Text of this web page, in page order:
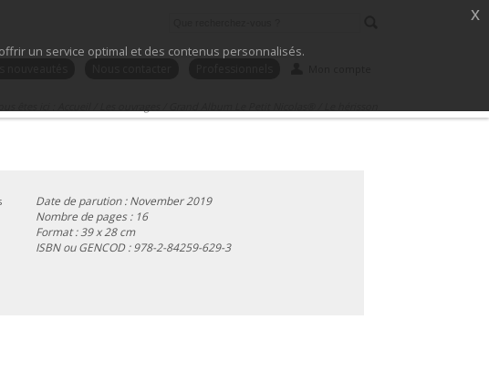
Date de parution : November 2019
Nombre de pages : 16
Format : 39 x 28 cm
ISBN ou GENCOD :978-2-84259-629-3
un service optimal et des contenus personnalisés.
x